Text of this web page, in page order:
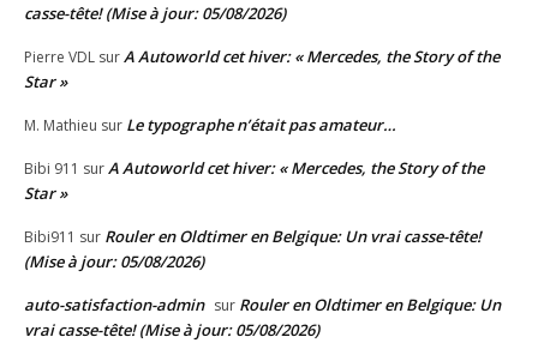
casse-tête! (Mise à jour: 05/08/2026)
Pierre VDL surA Autoworld cet hiver: « Mercedes, the Story of the
Star »
M. Mathieu sur Le typographe n’était pas amateur…
Bibi 911 surA Autoworld cet hiver: « Mercedes, the Story of the
Star »
Bibi911 sur Rouler en Oldtimer en Belgique: Un vrai casse-tête!
(Mise à jour: 05/08/2026)
auto-satisfaction-admin sur Rouler en Oldtimer en Belgique: Un
vrai casse-tête! (Mise à jour: 05/08/2026)